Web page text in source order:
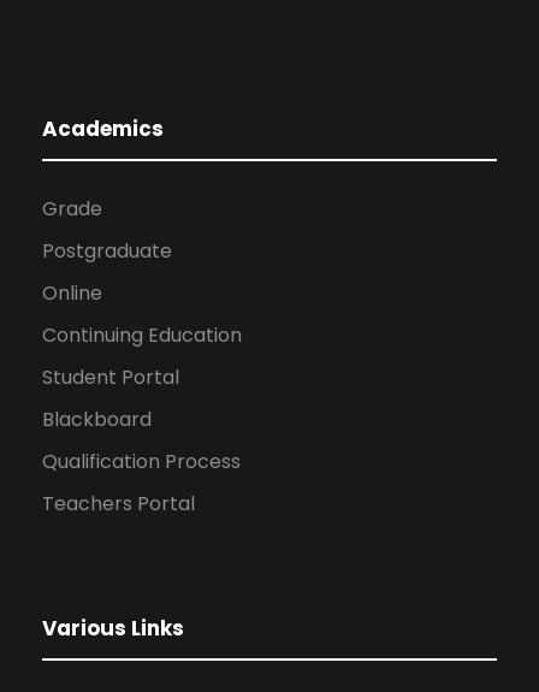
Academics
Grade
Postgraduate
Online
Continuing Education
Student Portal
Blackboard
Qualification Process
Teachers Portal
Various Links